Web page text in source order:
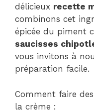
délicieux recette
combinons cet
épicée du piment
saucisses
vous invitons à
préparation facile.
Comment faire
la crème :